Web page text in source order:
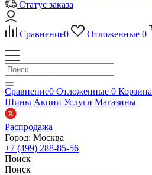
Статус заказа
Сравнение0 Отложенные 0
Сравнение0 Отложенные 0 Корзина
Шины Акции Услуги Магазины
Распродажа
Город: Москва
+7 (499) 288-85-56
Поиск
Поиск